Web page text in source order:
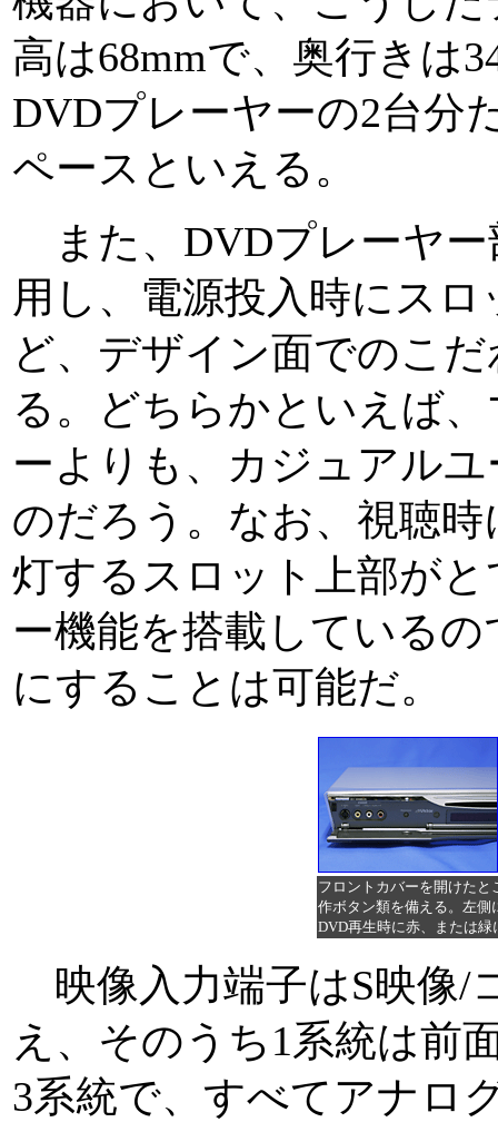
高は68mmで、奥行きは
DVDプレーヤーの2台分
ペースといえる。
また、DVDプレーヤー
用し、電源投入時にス
ど、デザイン面でのこ
る。どちらかといえば
ーよりも、カジュアル
のだろう。なお、視聴
灯するスロット上部が
ー機能を搭載している
にすることは可能だ。
フロントカバーを開けた
作ボタン類を備える。左側
DVD再生時に赤、または緑
映像入力端子はS映像/
え、そのうち1系統は前
3系統で、すべてアナロ